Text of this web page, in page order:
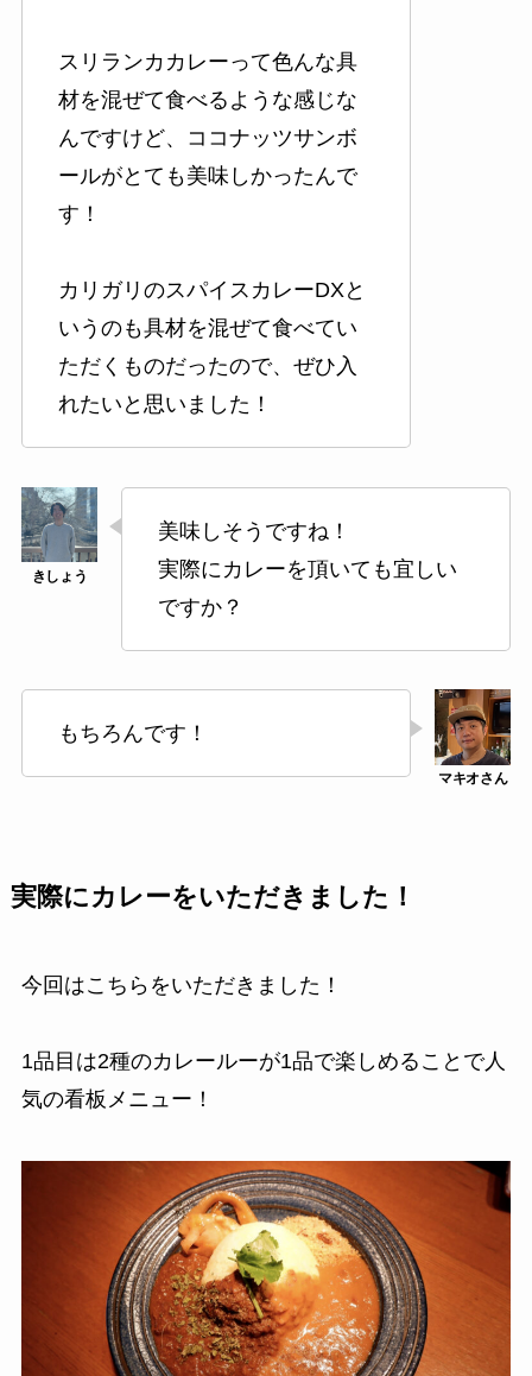
スリランカカレーって色んな具
材を混ぜて食べるような感じな
んですけど、ココナッツサンボ
ールがとても美味しかったんで
す！
カリガリのスパイスカレーDXと
いうのも具材を混ぜて食べてい
ただくものだったので、ぜひ入
れたいと思いました！
美味しそうですね！
実際にカレーを頂いても宜しい
ですか？
もちろんです！
実際にカレーをいただきました！
今回はこちらをいただきました！
1品目は2種のカレールーが1品で楽しめることで人
気の看板メニュー！